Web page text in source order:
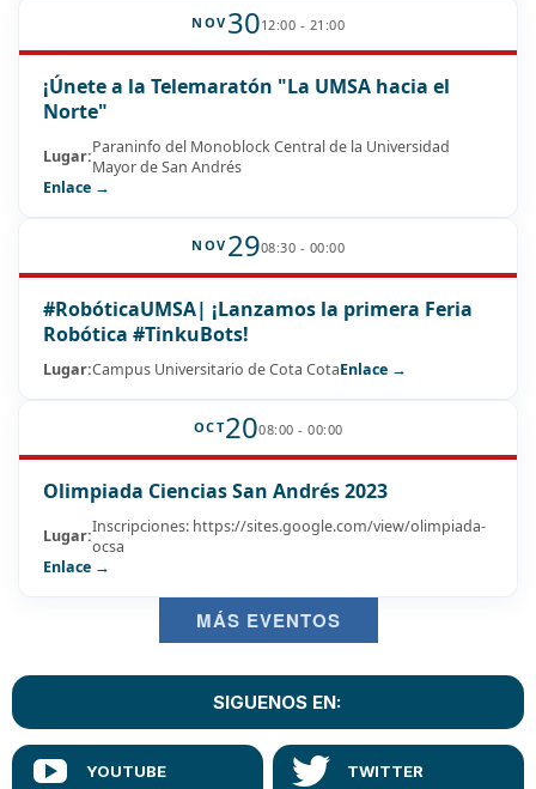
NOV 3012:00 - 21:00
¡Únete a la Telemaratón "La UMSA hacia el
Norte"
Lugar:Paraninfo del Monoblock Central de la Universidad
Mayor de San Andrés
Enlace →
NOV 2908:30 - 00:00
#RobóticaUMSA| ¡Lanzamos la primera Feria
Robótica #TinkuBots!
Lugar:Campus Universitario de Cota CotaEnlace →
OCT2008:00 - 00:00
Olimpiada Ciencias San Andrés 2023
Lugar:Inscripciones: https://sites.google.com/view/olimpiada-
ocsa
Enlace →
MÁS EVENTOS
SIGUENOS EN: